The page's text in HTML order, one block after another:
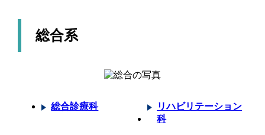
総合系
総合診療科
リハビリテーション
科